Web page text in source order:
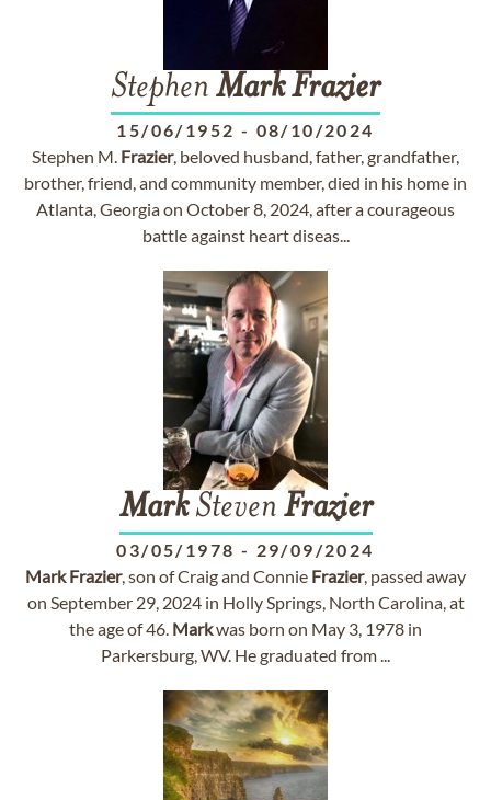
Stephen MarkFrazier
15/06/1952 - 08/10/2024
Stephen M. Frazier, beloved husband, father, grandfather,
brother, friend, and community member, died in his home in
Atlanta, Georgia on October 8, 2024, after a courageous
battle against heart diseas...
MarkSteven Frazier
03/05/1978 - 29/09/2024
Mark Frazier, son of Craig and Connie Frazier, passed away
on September 29, 2024 in Holly Springs, North Carolina, at
the age of 46. Markwas born on May 3, 1978 in
Parkersburg, WV. He graduated from ...